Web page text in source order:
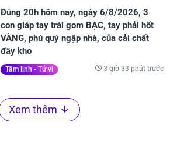
Đúng 20h hôm nay, ngày 6/8/2026, 3
con giáp tay trái gom BẠC, tay phải hốt
VÀNG, phú quý ngập nhà, của cải chất
đầy kho
Tâm linh - Tử vi 3 giờ 33 phút trước
Xem thêm